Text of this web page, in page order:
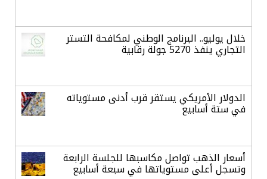
خلال يوليو.. البرنامج الوطني لمكافحة التستر
التجاري ينفذ 5270 جولة رقابية
الدولار الأمريكي يستقر قرب أدنى مستوياته
في ستة أسابيع
أسعار الذهب تواصل مكاسبها للجلسة الرابعة
وتسجل أعلى مستوياتها في سبعة أسابيع